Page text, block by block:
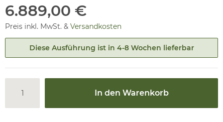
6.889,00 €
Preis inkl. MwSt. & Versandkosten
Diese Ausführung ist in 4-8 Wochen lieferbar
In den Warenkorb